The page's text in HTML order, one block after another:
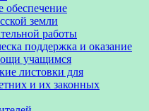
обеспечение
земли
работы
поддержка и оказание
учащимся
листовки для
и их законных